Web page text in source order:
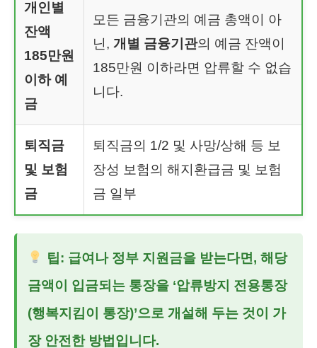
개인별
잔액
185만원
이하 예
금
모든 금융기관의 예금 총액이 아
닌, 개별 금융기관의 예금 잔액이
185만원 이하라면 압류할 수 없습
니다.
퇴직금
및 보험
금
퇴직금의 1/2 및 사망/상해 등 보
장성 보험의 해지환급금 및 보험
금 일부
팁: 급여나 정부 지원금을 받는다면, 해당
금액이 입금되는 통장을 ‘압류방지 전용통장
(행복지킴이 통장)’으로 개설해 두는 것이 가
장 안전한 방법입니다.